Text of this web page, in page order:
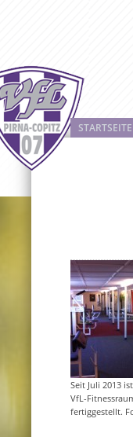
STARTSEITE
Seit Juli 2013
VfL-
fertiggestellt.